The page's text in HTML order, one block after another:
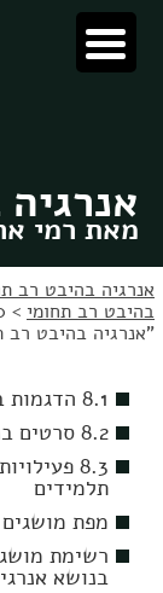
לתוכן
לניווט
מאת רמי
אנרגיה בהיבט רב
בהיבט רב תחומי >
"אנרגיה בהיבט רב
8.1 הדגמות בנושא מקורות אנרגיה (בעיקר חלופיים)
8.2 סרטים בנושאי אנרגיה
8.3
תלמידים
מפת מושגים
רשימת
בנושא